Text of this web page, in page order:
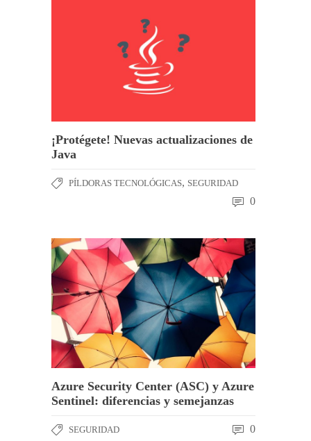
¡Protégete! Nuevas actualizaciones de
Java
PÍLDORAS TECNOLÓGICAS, SEGURIDAD
0
Azure Security Center (ASC) y Azure
Sentinel: diferencias y semejanzas
SEGURIDAD 0